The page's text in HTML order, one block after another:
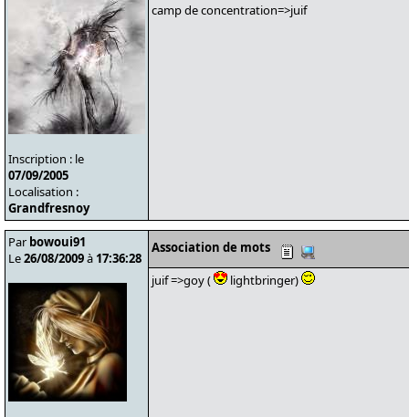
Inscription : le
07/09/2005
Localisation :
Grandfresnoy
camp de concentration=>juif
Par bowoui91
Le26/08/2009à 17:36:28
Association de mots
juif =>goy (
lightbringer)